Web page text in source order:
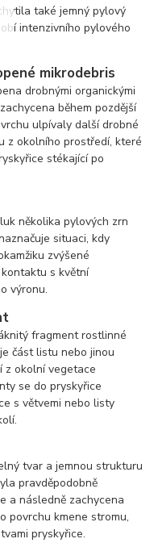
také jemný pylový
intenzivního pylového
mikrodebris
drobnými organickými
během pozdější
ulpívaly další drobné
z okolního prostředí, které
stékající po
několika pylových zrn
situaci, kdy
zvýšené
s květní
výronu.
fragment rostlinné
část listu nebo jinou
z okolní vegetace
se do pryskyřice
s větvemi nebo listy
tvar a jemnou strukturu
pravděpodobně
a následně zachycena
povrchu kmene stromu,
pryskyřice.